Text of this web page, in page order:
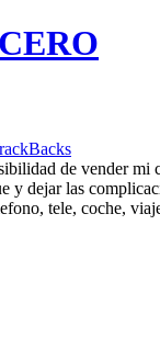
de vender
y dejar las
tele, coche,